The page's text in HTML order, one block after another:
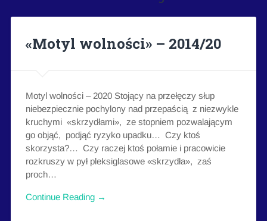
«Motyl wolności» – 2014/20
Motyl wolności – 2020 Stojący na przełęczy słup
niebezpiecznie pochylony nad przepaścią z niezwykle
kruchymi «skrzydłami», ze stopniem pozwalającym
go objąć, podjąć ryzyko upadku… Czy ktoś
skorzysta?… Czy raczej ktoś połamie i pracowicie
rozkruszy w pył pleksiglasowe «skrzydła», zaś
proch…
Continue Reading →